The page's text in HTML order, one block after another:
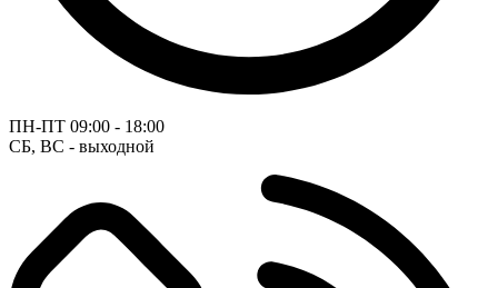
ПН-ПТ 09:00 - 18:00
СБ, ВС - выходной